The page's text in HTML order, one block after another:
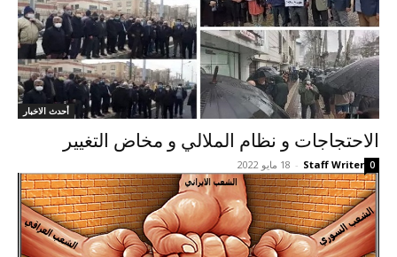
أحدث الاخبار
الاحتجاجات و نظام الملالي و مخاض التغيير
Staff Writer
- 18 مايو 2022 0